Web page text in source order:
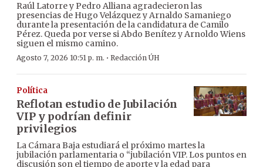
Raúl Latorre y Pedro Alliana agradecieron las
presencias de Hugo Velázquez y Arnaldo Samaniego
durante la presentación de la candidatura de Camilo
Pérez. Queda por verse si Abdo Benítez y Arnoldo Wiens
siguen el mismo camino.
Agosto 7, 2026 10:51 p. m. · Redacción ÚH
Política
Reflotan estudio de Jubilación
VIP y podrían definir
privilegios
La Cámara Baja estudiará el próximo martes la
jubilación parlamentaria o “jubilación VIP. Los puntos en
discusión son el tiempo de aporte y la edad para